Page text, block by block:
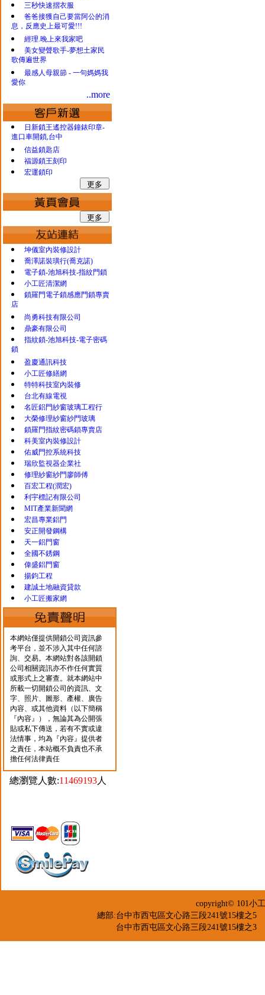
三秒快速摺衣服
爸爸接獲自己要當阿公的消
息，反應史上最可愛!!!
經理.晚上來我家吧
美女變聲歌手-夢想土家民
歌傳遍世界
最感人母親節 - 一句媽媽我
愛你
..more
日新鎖王遙控器鐘錶印章-
進口車開鎖,台中
信益鎖匙店
福源鎖王刻印
宏運鎖印
坤儀室內裝修設計
喬澤諾裝璜行(喬克諾)
電子鎖-池旭科技-指紋門鎖
小工匠清潔網
鎖羅門電子鎖感應門鎖專賣
店
尚勇科技有限公司
鼎豪有限公司
指紋鎖-池旭科技-電子密碼
鎖
盈慶通訊科技
小工匠修繕網
特特科技室內裝修
台北有線電視
名匠鋁門紗窗玻璃工程行
大榮修理紗窗紗門玻璃
鎖羅門指紋密碼鎖專賣店
科美室內裝修設計
佑威門控系統科技
瑞欣監視器企業社
修理紗窗紗門廖師傅
百宏工程(潤宏)
利宇標記有限公司
MIT產業新聞網
宏昌專業鋁門
安正開發鋼構
天一鋁門窗
全國不銹鋼
偉盛鋁門窗
揚鈞工程
建誠土地融資貸款
小工匠搬家網
本網站僅提供開鎖公司資訊參
考平台，並不涉入其中任何諮
詢、交易。本網站對各該開鎖
公司相關資訊亦不作任何實質
或形式上之審查。就本網站中
所載一切開鎖公司的資訊、文
字、照片、圖形、產權、廣告
內容、或其他資料（以下簡稱
『內容』），無論其為公開張
貼或私下傳送，若有不實或違
法情事，均為『內容』提供者
之責任，本站概不負責也不承
擔任何法律責任
總瀏覽人數:11469193人
copyright© 101
總部:台中市西屯區文心路三段241號15樓之5
台中市西屯區文心路三段241號15樓之